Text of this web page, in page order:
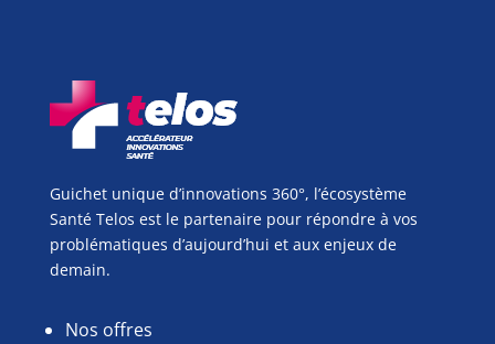
Guichet unique d’innovations 360°, l’écosystème
Santé Telos est le partenaire pour répondre à vos
problématiques d’aujourd’hui et aux enjeux de
demain.
Nos offres